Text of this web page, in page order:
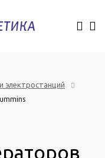
электростанций